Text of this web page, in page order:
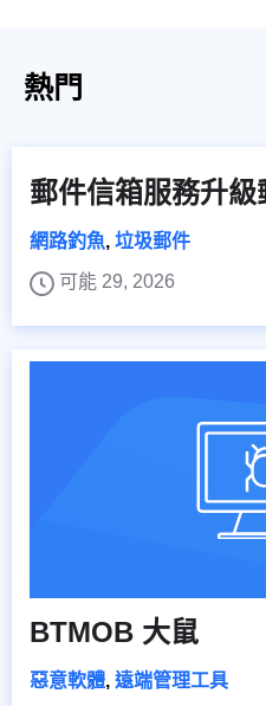
熱門
郵件信箱服務升級
網路釣魚, 垃圾郵件
可能 29, 2026
BTMOB 大鼠
惡意軟體, 遠端管理工具